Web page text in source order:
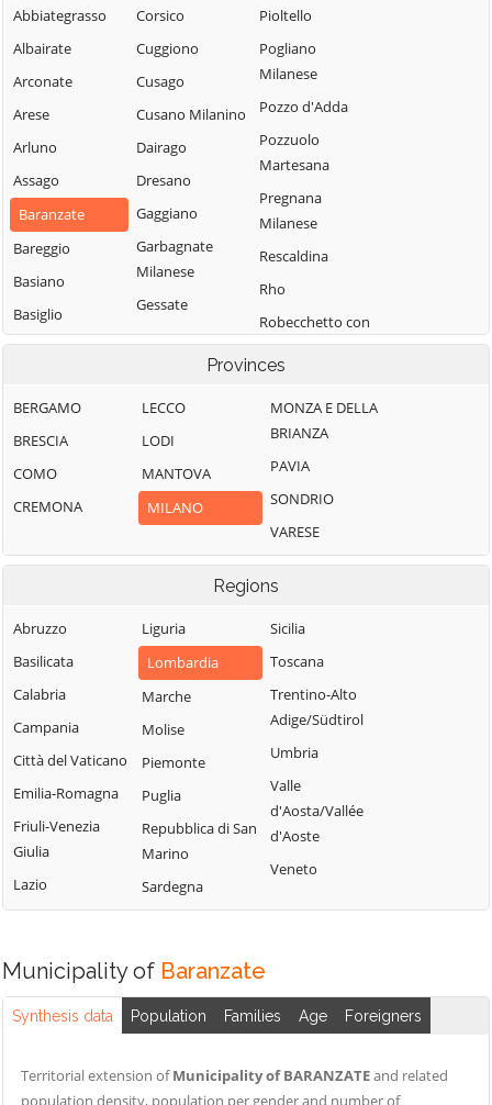
Abbiategrasso
Albairate
Arconate
Arese
Arluno
Assago
Baranzate
Bareggio
Basiano
Basiglio
Bellinzago
Bernate Ticino
Besate
Binasco
Boffalora sopra
Bollate
Bubbiano
Buccinasco
Buscate
Bussero
Busto Garolfo
Calvignasco
Cambiago
Canegrate
Carpiano
Casarile
Cassano d'Adda
Pecchi
Corsico
Cuggiono
Cusago
Cusano Milanino
Dairago
Dresano
Gaggiano
Garbagnate
Milanese
Gessate
Gorgonzola
Gudo Visconti
Inveruno
Inzago
Lacchiarella
Legnano
Locate di Triulzi
Magenta
Magnago
Marcallo con
Casone
Masate
Mediglia
Melegnano
Melzo
Motta Visconti
Nosate
Pioltello
Pogliano
Milanese
Pozzo d'Adda
Pozzuolo
Martesana
Pregnana
Milanese
Rescaldina
Rho
Robecchetto con
Induno
Naviglio
Rodano
Rosate
Rozzano
San Colombano
al Lambro
San Donato
Milanese
San Giorgio su
Legnano
San Giuliano
Olona
San Zenone al
Ticino
Segrate
Senago
Giovanni
Provinces
BERGAMO
BRESCIA
COMO
CREMONA
LECCO
LODI
MANTOVA
MILANO
MONZA E DELLA
BRIANZA
PAVIA
SONDRIO
VARESE
Regions
Abruzzo
Basilicata
Calabria
Campania
Città del Vaticano
Emilia-Romagna
Friuli-Venezia
Giulia
Lazio
Liguria
Lombardia
Marche
Molise
Piemonte
Puglia
Repubblica di San
Marino
Sardegna
Sicilia
Toscana
Trentino-Alto
Adige/Südtirol
Umbria
Valle
d'Aosta/Vallée
d'Aoste
Veneto
Municipality of Baranzate
Synthesis data Population Families Age Foreigners
Territorial extension ofMunicipality of BARANZATEand related
population density, population per gender and number of